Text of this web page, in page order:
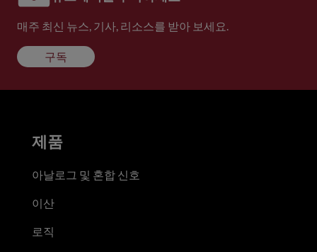
매주 최신 뉴스, 기사, 리소스를 받아 보세요.
구독
제품
아날로그 및 혼합 신호
이산
로직